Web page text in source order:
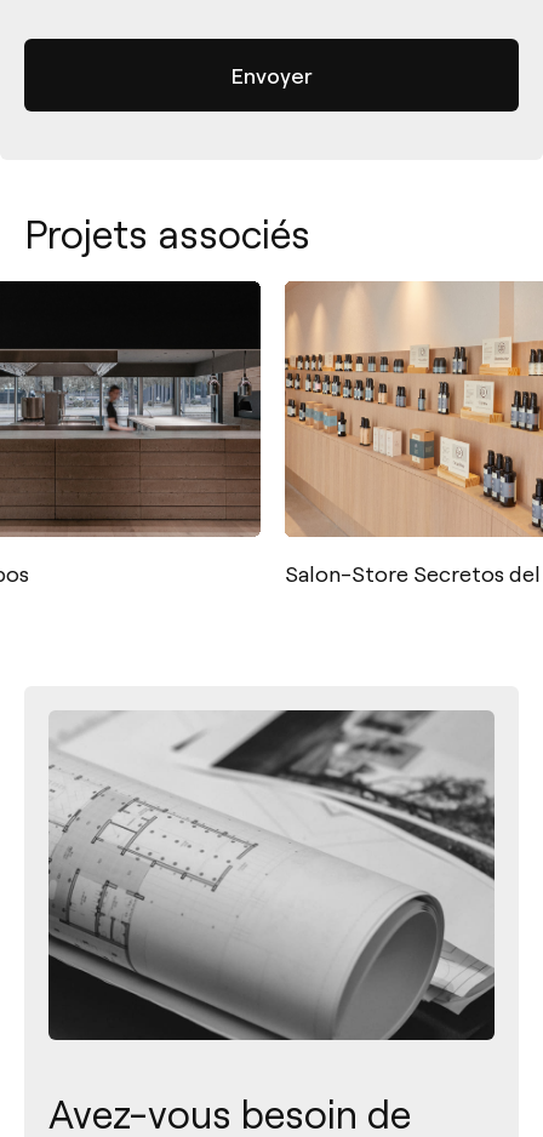
Projets associés
Salon-Store Secretos del Agua La
Avez-vous besoin de